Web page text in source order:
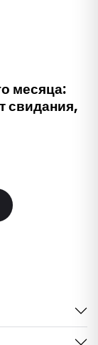
месяца:
свидания,